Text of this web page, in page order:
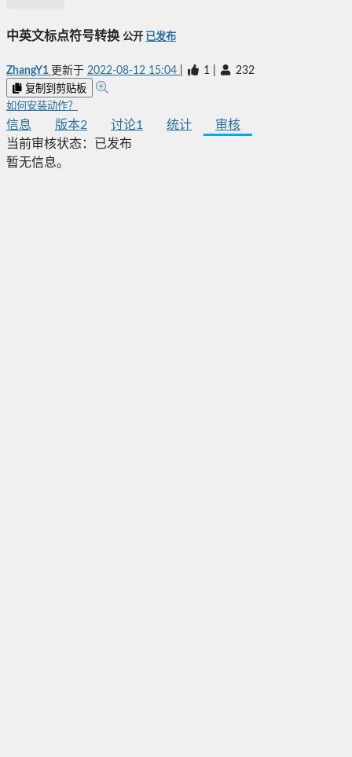
中英文标点符号转换 公开 已发布
ZhangY1 更新于 2022-08-12 15:04 1 232
复制到剪贴板
如何安装动作？
信息 版本2 讨论1 统计
审核
当前审核状态：
已发布
暂无信息。